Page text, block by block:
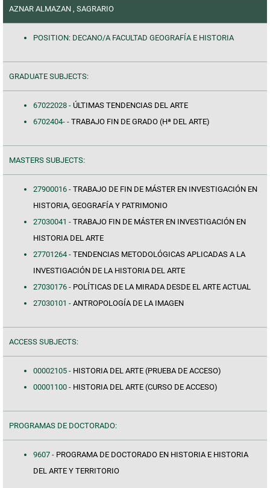
AZNAR ALMAZAN , SAGRARIO
POSITION: DECANO/A FACULTAD GEOGRAFÍA E HISTORIA
GRADUATE SUBJECTS:
67022028 - ÚLTIMAS TENDENCIAS DEL ARTE
6702404- - TRABAJO FIN DE GRADO (Hª DEL ARTE)
MASTERS SUBJECTS:
27900016 - TRABAJO DE FIN DE MÁSTER EN INVESTIGACIÓN EN
HISTORIA, GEOGRAFÍA Y PATRIMONIO
27030041 - TRABAJO FIN DE MÁSTER EN INVESTIGACIÓN EN
HISTORIA DEL ARTE
27701264 - TENDENCIAS METODOLÓGICAS APLICADAS A LA
INVESTIGACIÓN DE LA HISTORIA DEL ARTE
27030176 - POLÍTICAS DE LA MIRADA DESDE EL ARTE ACTUAL
27030101 - ANTROPOLOGÍA DE LA IMAGEN
ACCESS SUBJECTS:
00002105 - HISTORIA DEL ARTE (PRUEBA DE ACCESO)
00001100 - HISTORIA DEL ARTE (CURSO DE ACCESO)
PROGRAMAS DE DOCTORADO:
9607 - PROGRAMA DE DOCTORADO EN HISTORIA E HISTORIA
DEL ARTE Y TERRITORIO